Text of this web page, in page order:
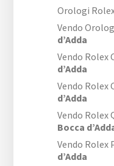
Orologi
Vendo
d’Adda
Vendo Rolex
d’Adda
Vendo Rolex
d’Adda
Vendo Rolex
Bocca
Vendo Rolex
d’Adda